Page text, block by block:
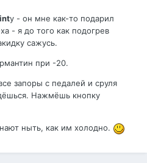
у - он мне как-то подарил
- я до того как подогрев
сажусь.
при -20.
запоры с педалей и сруля
Нажмёшь кнопку
ныть, как им холодно.